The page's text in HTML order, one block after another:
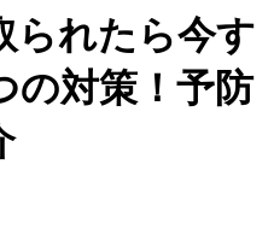
られたら今す
の対策！予防